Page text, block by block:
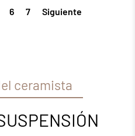
6 7 Siguiente
ceramista